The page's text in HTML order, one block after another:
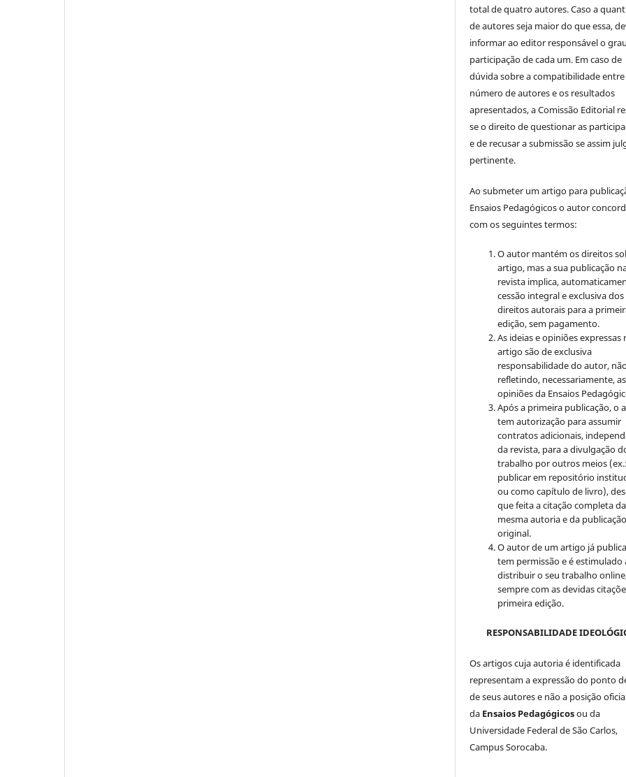
total de quatro autores. Caso a
de autores seja maior do que essa,
informar ao editor responsável o
participação de cada um. Em caso de
dúvida sobre a compatibilidade
número de autores e os resultados
apresentados, a Comissão Editorial
se o direito de questionar as
e de recusar a submissão se assim
pertinente.
Ao submeter um artigo para
Ensaios Pedagógicos o autor
com os seguintes termos:
O autor mantém os direitos
artigo, mas a sua publicação
revista implica,
cessão integral e exclusiva dos
direitos autorais para a
edição, sem pagamento.
As ideias e opiniões expressas
artigo são de exclusiva
responsabilidade do autor,
refletindo, necessariamente, as
opiniões da Ensaios
Após a primeira publicação, o
tem autorização para assumir
contratos adicionais,
da revista, para a divulgação
trabalho por outros meios (ex.:
publicar em repositório
ou como capítulo de livro),
que feita a citação completa da
mesma autoria e da publicação
original.
O autor de um artigo já
tem permissão e é estimulado
distribuir o seu trabalho
sempre com as devidas
primeira edição.
RESPONSABILIDADE
Os artigos cuja autoria é identificada
representam a expressão do ponto
de seus autores e não a posição
da Ensaios Pedagógicosou da
Universidade Federal de São Carlos,
Campus Sorocaba.